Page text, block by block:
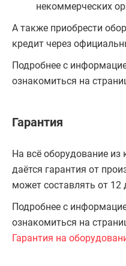
некоммерческих
А также приобрести
кредит через
Подробнее с
ознакомиться на
Гарантия
На всё оборудование
даётся гарантия от
может составлять от 12
Подробнее с
ознакомиться на
Гарантия на